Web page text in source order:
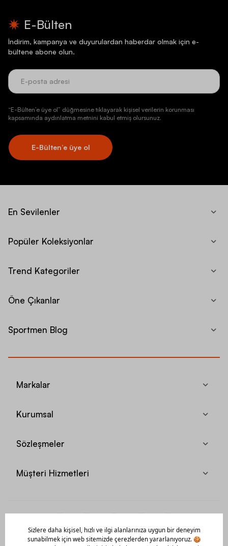
E-Bülten
İndirim, kampanya ve duyurulardan haberdar olmak için e-
bültene abone olun.
“E-Bülten’e üye ol” düğmesine tıklayarak kişisel verilerin korunması
kapsamında aydınlatma metnini kabul etmiş olursunuz.
E-Bülten’e üye ol
En Sevilenler
Popüler Koleksiyonlar
Trend Kategoriler
Öne Çıkanlar
Sportmen Blog
Markalar
Kurumsal
Sözleşmeler
Müşteri Hizmetleri